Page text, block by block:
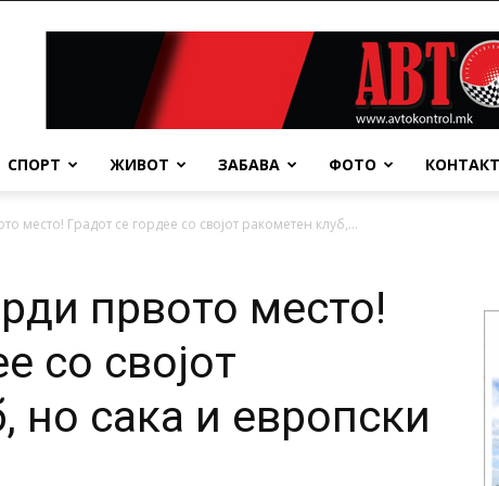
СПОРТ ЖИВОТ ЗАБАВА ФОТО КОНТАКТ
место! Градот се гордее со својот ракометен клуб,...
првото место!
со својот
но сака и европски